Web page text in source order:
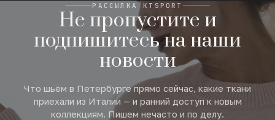
РАССЫЛКА KTSPORT
Не пропустите и
подпишитесь на наши
новости
Что шьём в Петербурге прямо сейчас, какие ткани
приехали из Италии — и ранний доступ к новым
коллекциям. Пишем нечасто и по делу.